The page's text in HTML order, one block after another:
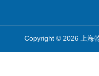
Copyright © 2026 上海